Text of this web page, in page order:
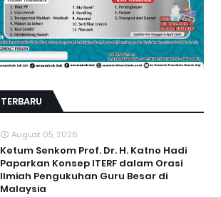
TERBARU
August 05, 2026
Ketum Senkom Prof. Dr. H. Katno Hadi
Paparkan Konsep ITERF dalam Orasi
Ilmiah Pengukuhan Guru Besar di
Malaysia